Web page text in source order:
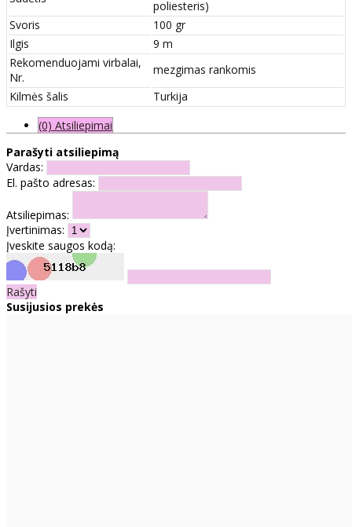
poliesteris)
Svoris
100 gr
Ilgis
9 m
Rekomenduojami virbalai,
Nr.
mezgimas rankomis
Kilmės šalis
Turkija
(0) Atsiliepimai
Parašyti atsiliepimą
Vardas:
El. pašto adresas:
Atsiliepimas:
Įvertinimas:
Įveskite saugos kodą:
Rašyti
Susijusios prekės